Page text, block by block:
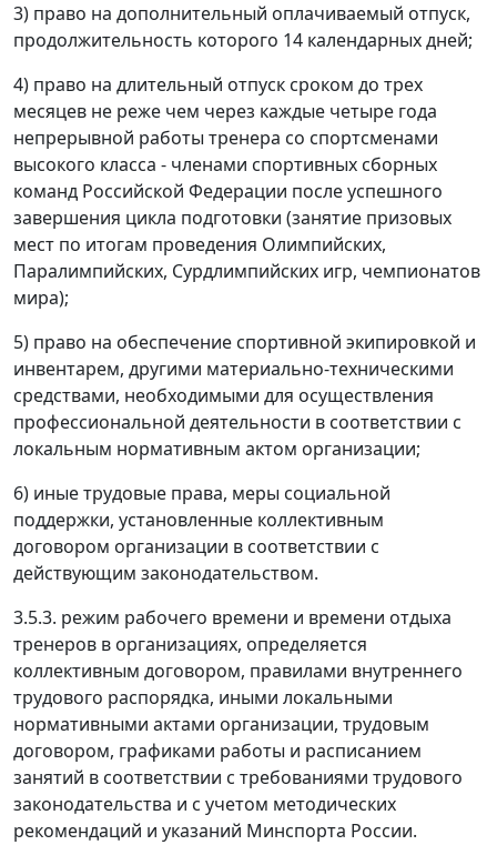
3) право на дополнительный оплачиваемый отпуск,
продолжительность которого 14 календарных дней;
4) право на длительный отпуск сроком до трех
месяцев не реже чем через каждые четыре года
непрерывной работы тренера со спортсменами
высокого класса - членами спортивных сборных
команд Российской Федерации после успешного
завершения цикла подготовки (занятие призовых
мест по итогам проведения Олимпийских,
Паралимпийских, Сурдлимпийских игр, чемпионатов
мира);
5) право на обеспечение спортивной экипировкой и
инвентарем, другими материально-техническими
средствами, необходимыми для осуществления
профессиональной деятельности в соответствии с
локальным нормативным актом организации;
6) иные трудовые права, меры социальной
поддержки, установленные коллективным
договором организации в соответствии с
действующим законодательством.
3.5.3. режим рабочего времени и времени отдыха
тренеров в организациях, определяется
коллективным договором, правилами внутреннего
трудового распорядка, иными локальными
нормативными актами организации, трудовым
договором, графиками работы и расписанием
занятий в соответствии с требованиями трудового
законодательства и с учетом методических
рекомендаций и указаний Минспорта России.